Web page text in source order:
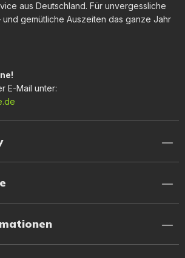
aus Deutschland. Für unvergessliche
und gemütliche Auszeiten das ganze Jahr
E-Mail unter: